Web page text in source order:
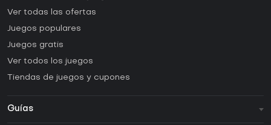
Ver todas las ofertas
Juegos populares
Juegos gratis
Ver todos los juegos
Tiendas de juegos y cupones
Guías